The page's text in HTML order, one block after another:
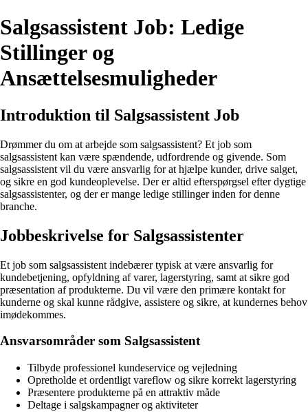
Salgsassistent Job: Ledige
Stillinger og
Ansættelsesmuligheder
Introduktion til Salgsassistent Job
Drømmer du om at arbejde som salgsassistent? Et job som
salgsassistent kan være spændende, udfordrende og givende. Som
salgsassistent vil du være ansvarlig for at hjælpe kunder, drive salget,
og sikre en god kundeoplevelse. Der er altid efterspørgsel efter dygtige
salgsassistenter, og der er mange ledige stillinger inden for denne
branche.
Jobbeskrivelse for Salgsassistenter
Et job som salgsassistent indebærer typisk at være ansvarlig for
kundebetjening, opfyldning af varer, lagerstyring, samt at sikre god
præsentation af produkterne. Du vil være den primære kontakt for
kunderne og skal kunne rådgive, assistere og sikre, at kundernes behov
imødekommes.
Ansvarsområder som Salgsassistent
Tilbyde professionel kundeservice og vejledning
Opretholde et ordentligt vareflow og sikre korrekt lagerstyring
Præsentere produkterne på en attraktiv måde
Deltage i salgskampagner og aktiviteter